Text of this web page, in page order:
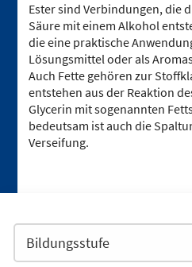
Ester sind Verbindungen, die
Säure mit einem Alkohol
die eine praktische
Lösungsmittel oder als
Auch Fette gehören zur
entstehen aus der Reaktion
Glycerin mit sogenannten
bedeutsam ist auch die
Verseifung.